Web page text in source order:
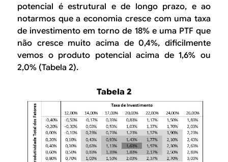
potencial é estrutural e de longo prazo, e ao
notarmos que a economia cresce com uma taxa
de investimento em torno de 18% e uma PTF que
não cresce muito acima de 0,4%, dificilmente
vemos o produto potencial acima de 1,6% ou
2,0% (Tabela 2).
Tabela 2